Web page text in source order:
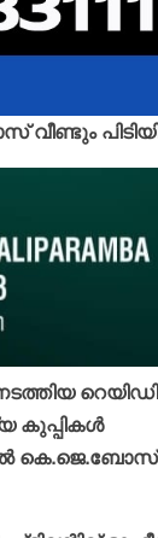
വീണ്ടും
കുപ്പികള്‍
കെ.ജെ.ബോസ്